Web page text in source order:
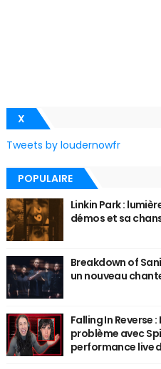
X
Tweets by loudernowfr
POPULAIRE
Linkin Park :
démos et sa
Breakdown of
un nouveau
Falling In Reverse
problème avec
performance live